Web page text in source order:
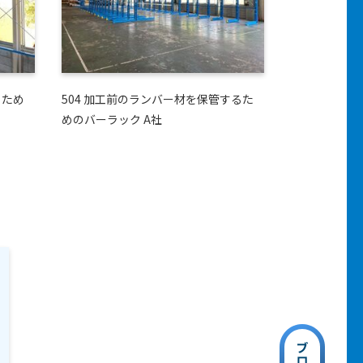
め
504 加工前のランバー材を保管するた
めのバーラック A社